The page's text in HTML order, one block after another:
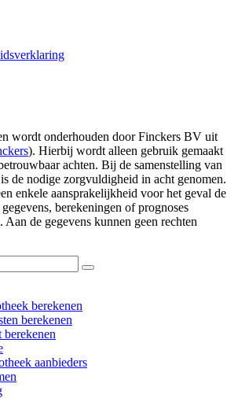
wordt onderhouden door Finckers BV uit
). Hierbij wordt alleen gebruik gemaakt
achten. Bij de samenstelling van
de nodige zorgvuldigheid in acht genomen.
enkele aansprakelijkheid voor het geval de
berekeningen of prognoses
Aan de gegevens kunnen geen rechten
berekenen
berekenen
aanbieders